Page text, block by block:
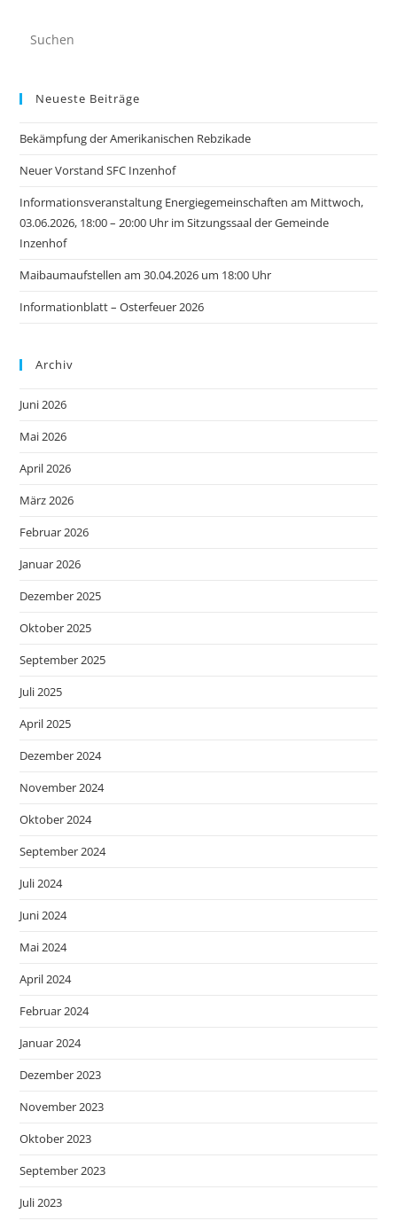
Neueste Beiträge
Bekämpfung der Amerikanischen Rebzikade
Neuer Vorstand SFC Inzenhof
Informationsveranstaltung Energiegemeinschaften am Mittwoch,
03.06.2026, 18:00 – 20:00 Uhr im Sitzungssaal der Gemeinde
Inzenhof
Maibaumaufstellen am 30.04.2026 um 18:00 Uhr
Informationblatt – Osterfeuer 2026
Archiv
Juni 2026
Mai 2026
April 2026
März 2026
Februar 2026
Januar 2026
Dezember 2025
Oktober 2025
September 2025
Juli 2025
April 2025
Dezember 2024
November 2024
Oktober 2024
September 2024
Juli 2024
Juni 2024
Mai 2024
April 2024
Februar 2024
Januar 2024
Dezember 2023
November 2023
Oktober 2023
September 2023
Juli 2023